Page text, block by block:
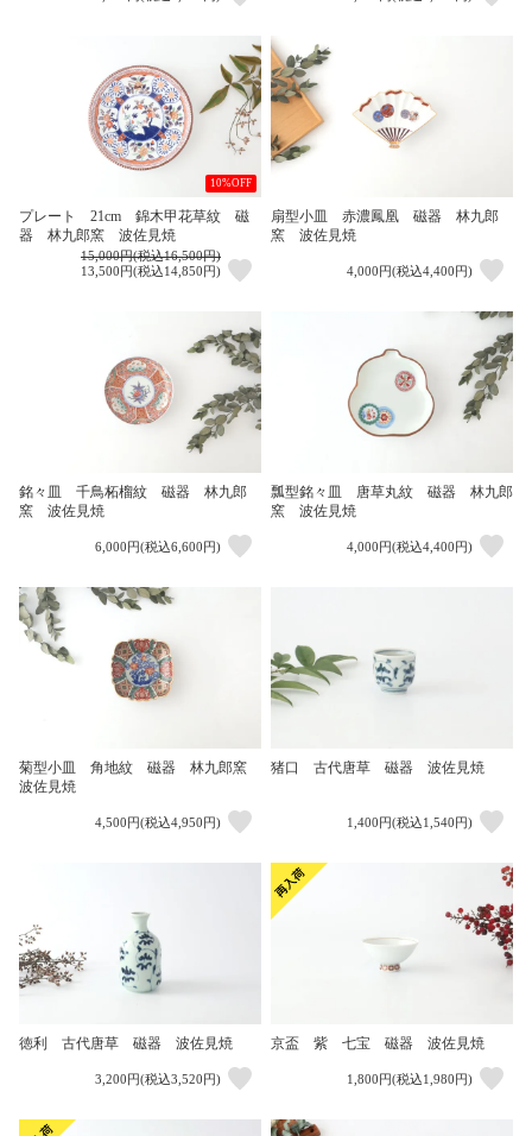
10%OFF
プレート 21cm 錦木甲花草紋 磁
器 林九郎窯 波佐見焼
15,000円(税込16,500円)
13,500円(税込14,850円)
扇型小皿 赤濃鳳凰 磁器 林九郎
窯 波佐見焼
4,000円(税込4,400円)
銘々皿 千鳥柘榴紋 磁器 林九郎
窯 波佐見焼
6,000円(税込6,600円)
瓢型銘々皿 唐草丸紋 磁器 林九郎
窯 波佐見焼
4,000円(税込4,400円)
菊型小皿 角地紋 磁器 林九郎窯
波佐見焼
4,500円(税込4,950円)
猪口 古代唐草 磁器 波佐見焼
1,400円(税込1,540円)
徳利 古代唐草 磁器 波佐見焼
3,200円(税込3,520円)
京盃 紫 七宝 磁器 波佐見焼
1,800円(税込1,980円)